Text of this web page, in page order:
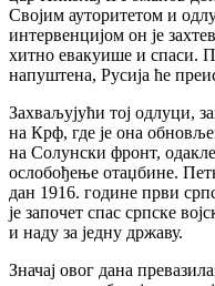
Својим ауторитетом и
интервенцијом он је
хитно евакуише и спаси.
напуштена, Русија ће
Захваљујући тој одлуци,
на Крф, где је она
на Солунски фронт,
ослобођење отаџбине.
дан 1916. године први
је започет спас српске
и наду за једну државу.
Значај овог дана